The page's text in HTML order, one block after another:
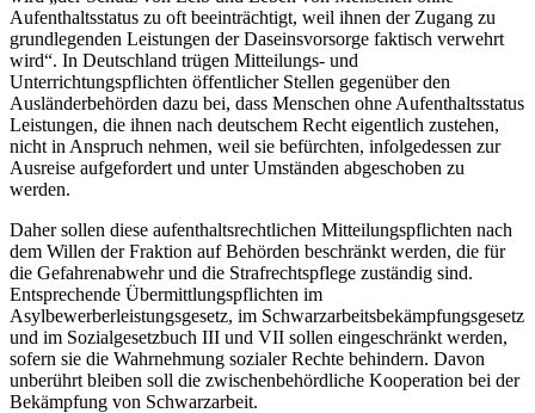
Aufenthaltsstatus zu oft beeinträchtigt, weil ihnen der Zugang zu
grundlegenden Leistungen der Daseinsvorsorge faktisch verwehrt
wird“. In Deutschland trügen Mitteilungs- und
Unterrichtungspflichten öffentlicher Stellen gegenüber den
Ausländerbehörden dazu bei, dass Menschen ohne Aufenthaltsstatus
Leistungen, die ihnen nach deutschem Recht eigentlich zustehen,
nicht in Anspruch nehmen, weil sie befürchten, infolgedessen zur
Ausreise aufgefordert und unter Umständen abgeschoben zu
werden.
Daher sollen diese aufenthaltsrechtlichen Mitteilungspflichten nach
dem Willen der Fraktion auf Behörden beschränkt werden, die für
die Gefahrenabwehr und die Strafrechtspflege zuständig sind.
Entsprechende Übermittlungspflichten im
Asylbewerberleistungsgesetz, im Schwarzarbeitsbekämpfungsgesetz
und im Sozialgesetzbuch III und VII sollen eingeschränkt werden,
sofern sie die Wahrnehmung sozialer Rechte behindern. Davon
unberührt bleiben soll die zwischenbehördliche Kooperation bei der
Bekämpfung von Schwarzarbeit.